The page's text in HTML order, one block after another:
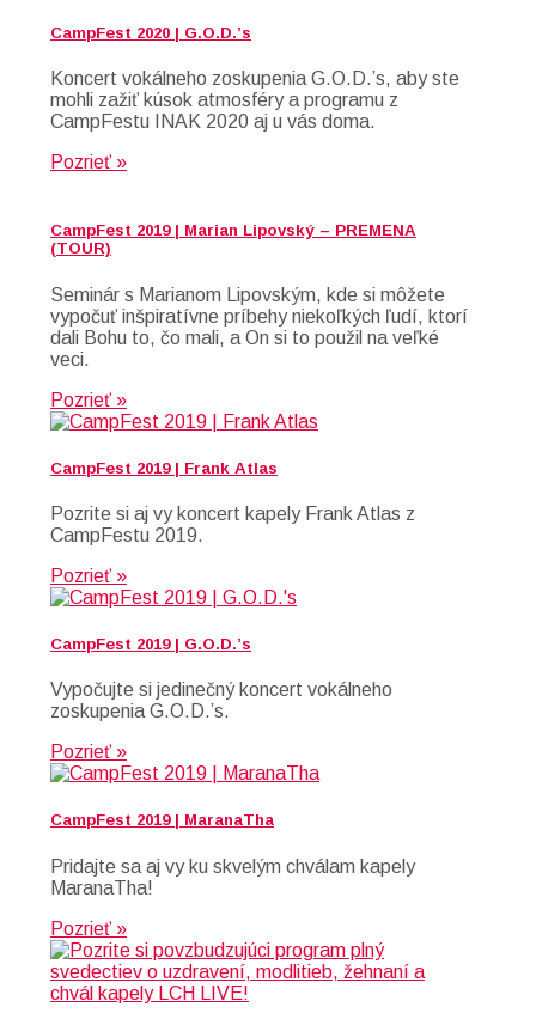
CampFest 2020 | G.O.D.’s
Koncert vokálneho zoskupenia G.O.D.’s, aby ste
mohli zažiť kúsok atmosféry a programu z
CampFestu INAK 2020 aj u vás doma.
Pozrieť »
CampFest 2019 | Marian Lipovský – PREMENA
(TOUR)
Seminár s Marianom Lipovským, kde si môžete
vypočuť inšpiratívne príbehy niekoľkých ľudí, ktorí
dali Bohu to, čo mali, a On si to použil na veľké
veci.
Pozrieť »
CampFest 2019 | Frank Atlas
Pozrite si aj vy koncert kapely Frank Atlas z
CampFestu 2019.
Pozrieť »
CampFest 2019 | G.O.D.’s
Vypočujte si jedinečný koncert vokálneho
zoskupenia G.O.D.’s.
Pozrieť »
CampFest 2019 | MaranaTha
Pridajte sa aj vy ku skvelým chválam kapely
MaranaTha!
Pozrieť »